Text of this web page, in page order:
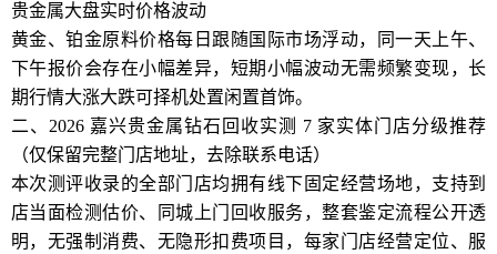
贵金属大盘实时价格波动
黄金、铂金原料价格每日跟随国际市场浮动，同一天上午、
下午报价会存在小幅差异，短期小幅波动无需频繁变现，长
期行情大涨大跌可择机处置闲置首饰。
二、2026 嘉兴贵金属钻石回收实测 7 家实体门店分级推荐
（仅保留完整门店地址，去除联系电话）
本次测评收录的全部门店均拥有线下固定经营场地，支持到
店当面检测估价、同城上门回收服务，整套鉴定流程公开透
明，无强制消费、无隐形扣费项目，每家门店经营定位、服